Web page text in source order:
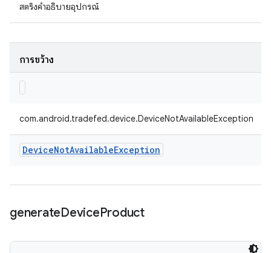
สตริงคำอธิบายอุปกรณ์
การขว้าง
com.android.tradefed.device.DeviceNotAvailableException
DeviceNotAvailableException
generateDeviceProduct